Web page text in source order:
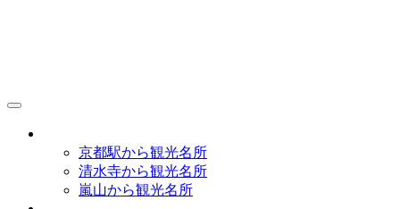
京都駅から観光名所
清水寺から観光名所
嵐山から観光名所